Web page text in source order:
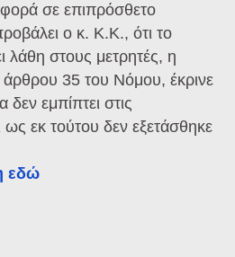
σε επιπρόσθετο
ο κ. Κ.Κ., ότι το
λάθη στους μετρητές, η
35 του Νόμου, έκρινε
δεν εμπίπτει στις
ως εκ τούτου δεν εξετάσθηκε
εδώ